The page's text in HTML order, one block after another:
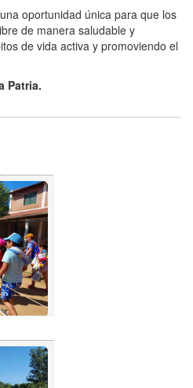
oportunidad única para que los
de manera saludable y
de vida activa y promoviendo el
Patria.